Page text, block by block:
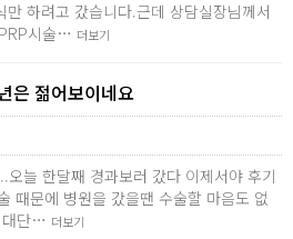
하려고 갔습니다.근데 상담실장님께서
시술… 더보기
은 젊어보이네요
오늘 한달째 경과보러 갔다 이제서야 후기
때문에 병원을 갔을땐 수술할 마음도 없
대단… 더보기